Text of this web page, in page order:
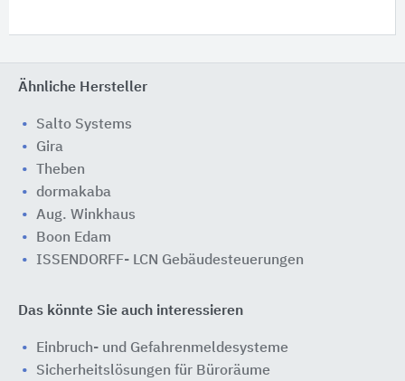
Ähnliche Hersteller
Salto Systems
Gira
Theben
dormakaba
Aug. Winkhaus
Boon Edam
ISSENDORFF- LCN Gebäudesteuerungen
Das könnte Sie auch interessieren
Einbruch- und Gefahrenmeldesysteme
Sicherheitslösungen für Büroräume